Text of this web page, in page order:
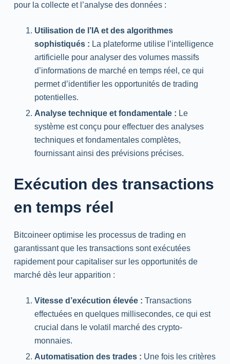
pour la collecte et l’analyse des données :
Utilisation de l’IA et des algorithmes
sophistiqués : La plateforme utilise l’intelligence
artificielle pour analyser des volumes massifs
d’informations de marché en temps réel, ce qui
permet d’identifier les opportunités de trading
potentielles.
Analyse technique et fondamentale : Le
système est conçu pour effectuer des analyses
techniques et fondamentales complètes,
fournissant ainsi des prévisions précises.
Exécution des transactions
en temps réel
Bitcoineer optimise les processus de trading en
garantissant que les transactions sont exécutées
rapidement pour capitaliser sur les opportunités de
marché dès leur apparition :
Vitesse d’exécution élevée : Transactions
effectuées en quelques millisecondes, ce qui est
crucial dans le volatil marché des crypto-
monnaies.
Automatisation des trades : Une fois les critères